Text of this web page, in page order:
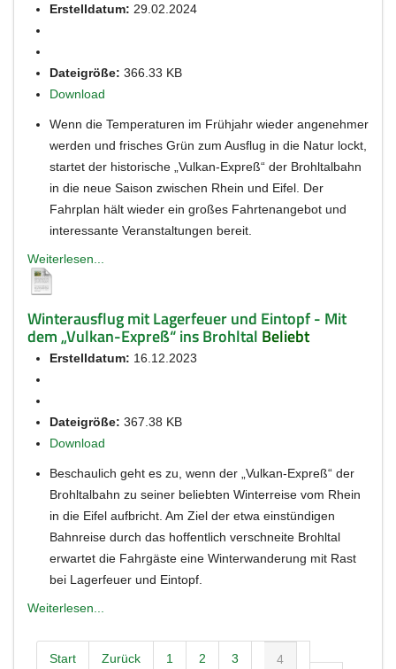
Erstelldatum: 29.02.2024
Dateigröße: 366.33 KB
Download
Wenn die Temperaturen im Frühjahr wieder angenehmer
werden und frisches Grün zum Ausflug in die Natur lockt,
startet der historische „Vulkan-Expreß“ der Brohltalbahn
in die neue Saison zwischen Rhein und Eifel. Der
Fahrplan hält wieder ein großes Fahrtenangebot und
interessante Veranstaltungen bereit.
Weiterlesen...
Winterausflug mit Lagerfeuer und Eintopf - Mit
dem „Vulkan-Expreß“ ins Brohltal Beliebt
Erstelldatum: 16.12.2023
Dateigröße: 367.38 KB
Download
Beschaulich geht es zu, wenn der „Vulkan-Expreß“ der
Brohltalbahn zu seiner beliebten Winterreise vom Rhein
in die Eifel aufbricht. Am Ziel der etwa einstündigen
Bahnreise durch das hoffentlich verschneite Brohltal
erwartet die Fahrgäste eine Winterwanderung mit Rast
bei Lagerfeuer und Eintopf.
Weiterlesen...
Start Zurück 1 2 3 4